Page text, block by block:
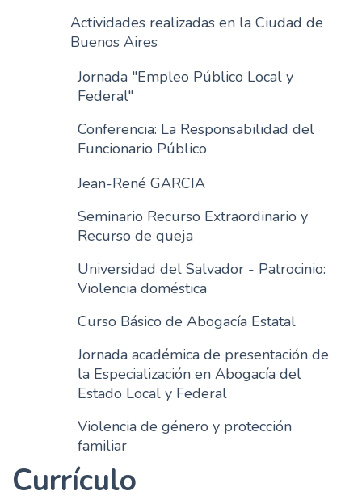
Actividades realizadas en la Ciudad de
Buenos Aires
Jornada "Empleo Público Local y
Federal"
Conferencia: La Responsabilidad del
Funcionario Público
Jean-René GARCIA
Seminario Recurso Extraordinario y
Recurso de queja
Universidad del Salvador - Patrocinio:
Violencia doméstica
Curso Básico de Abogacía Estatal
Jornada académica de presentación de
la Especialización en Abogacía del
Estado Local y Federal
Violencia de género y protección
familiar
Currículo